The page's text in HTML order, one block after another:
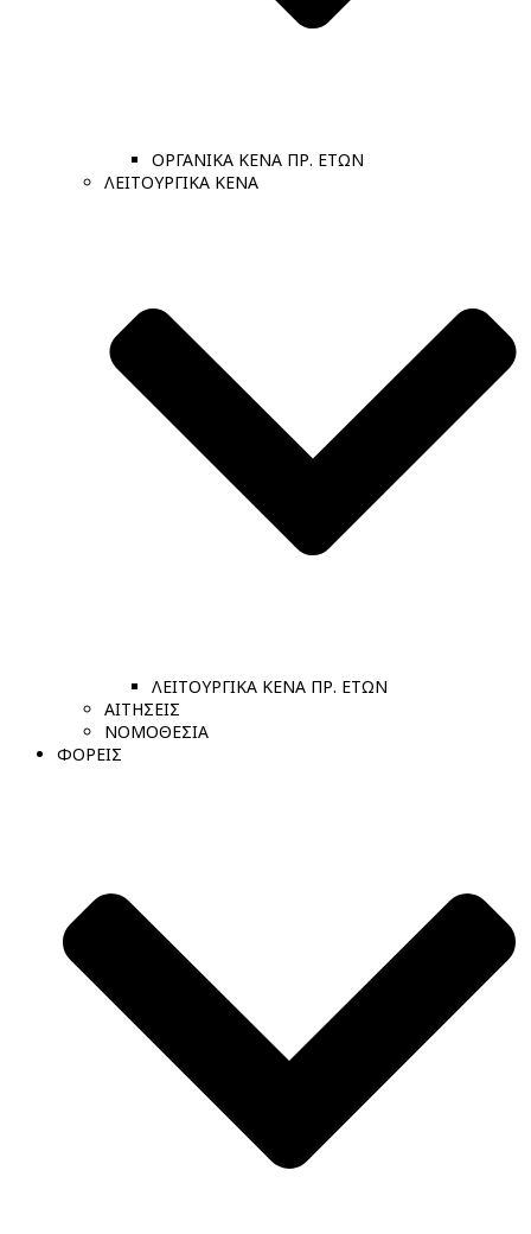
ΟΡΓΑΝΙΚΑ ΚΕΝΑ ΠΡ. ΕΤΩΝ
ΛΕΙΤΟΥΡΓΙΚΑ ΚΕΝΑ
ΛΕΙΤΟΥΡΓΙΚΑ ΚΕΝΑ ΠΡ. ΕΤΩΝ
ΑΙΤΗΣΕΙΣ
ΝΟΜΟΘΕΣΙΑ
ΦΟΡΕΙΣ